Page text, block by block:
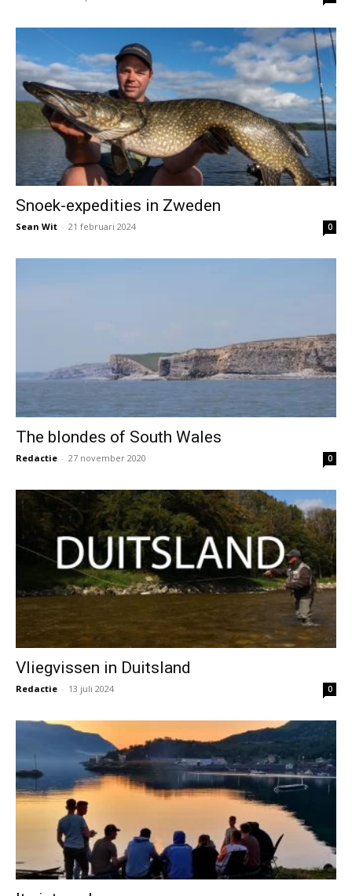
Snoek-expedities in Zweden
Sean Wit - 21 februari 2024 0
The blondes of South Wales
Redactie - 27 november 2020 0
Vliegvissen in Duitsland
Redactie - 13 juli 2024 0